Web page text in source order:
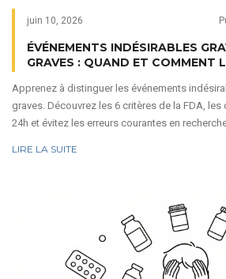
juin 10, 2026
ÉVÉNEMENTS INDÉSIRABLES
GRAVES : QUAND ET COMMENT
Apprenez à distinguer les événements
graves. Découvrez les 6 critères de la FDA,
24h et évitez les erreurs courantes en
LIRE LA SUITE